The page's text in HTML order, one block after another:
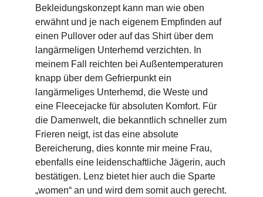
Bekleidungskonzept kann man wie oben
erwähnt und je nach eigenem Empfinden auf
einen Pullover oder auf das Shirt über dem
langärmeligen Unterhemd verzichten. In
meinem Fall reichten bei Außentemperaturen
knapp über dem Gefrierpunkt ein
langärmeliges Unterhemd, die Weste und
eine Fleecejacke für absoluten Komfort. Für
die Damenwelt, die bekanntlich schneller zum
Frieren neigt, ist das eine absolute
Bereicherung, dies konnte mir meine Frau,
ebenfalls eine leidenschaftliche Jägerin, auch
bestätigen. Lenz bietet hier auch die Sparte
„women“ an und wird dem somit auch gerecht.